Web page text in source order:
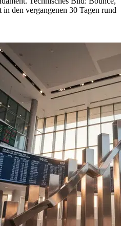
den vergangenen 30 Tagen rund